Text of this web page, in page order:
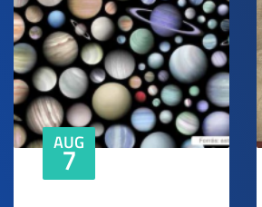
AUG
7